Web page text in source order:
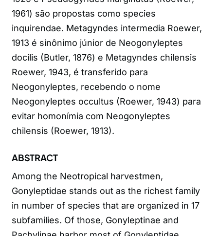
1961) são propostas como species
inquirendae. Metagyndes intermedia Roewer,
1913 é sinônimo júnior de Neogonyleptes
docilis (Butler, 1876) e Metagyndes chilensis
Roewer, 1943, é transferido para
Neogonyleptes, recebendo o nome
Neogonyleptes occultus (Roewer, 1943) para
evitar homonímia com Neogonyleptes
chilensis (Roewer, 1913).
ABSTRACT
Among the Neotropical harvestmen,
Gonyleptidae stands out as the richest family
in number of species that are organized in 17
subfamilies. Of those, Gonyleptinae and